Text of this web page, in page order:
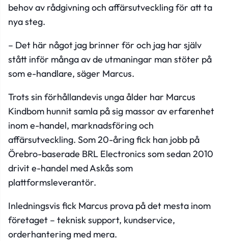
behov av rådgivning och affärsutveckling för att ta
nya steg.
– Det här något jag brinner för och jag har själv
stått inför många av de utmaningar man stöter på
som e-handlare, säger Marcus.
Trots sin förhållandevis unga ålder har Marcus
Kindbom hunnit samla på sig massor av erfarenhet
inom e-handel, marknadsföring och
affärsutveckling. Som 20-åring fick han jobb på
Örebro-baserade BRL Electronics som sedan 2010
drivit e-handel med Askås som
plattformsleverantör.
Inledningsvis fick Marcus prova på det mesta inom
företaget – teknisk support, kundservice,
orderhantering med mera.